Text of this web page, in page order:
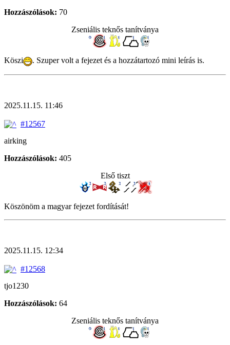
Hozzászólások: 70
Zseniális teknős tanítványa
Köszi . Szuper volt a fejezet és a hozzátartozó mini leírás is.
2025.11.15. 11:46
#12567
airking
Hozzászólások: 405
Első tiszt
Köszönöm a magyar fejezet fordítását!
2025.11.15. 12:34
#12568
tjo1230
Hozzászólások: 64
Zseniális teknős tanítványa